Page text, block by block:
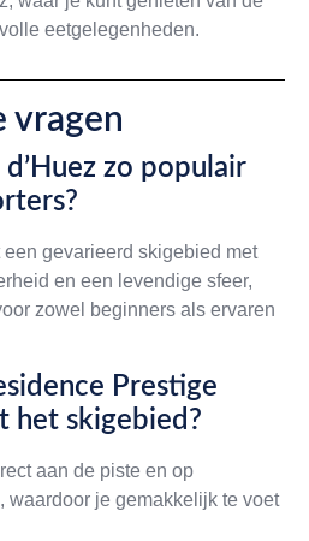
eetgelegenheden.
vragen
zo populair
gevarieerd skigebied met
en een levendige sfeer,
zowel beginners als ervaren
Prestige
het skigebied?
aan de piste en op
waardoor je gemakkelijk te voet